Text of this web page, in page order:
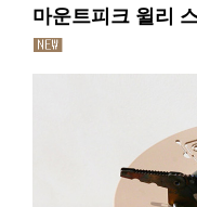
마운트피크 윌리